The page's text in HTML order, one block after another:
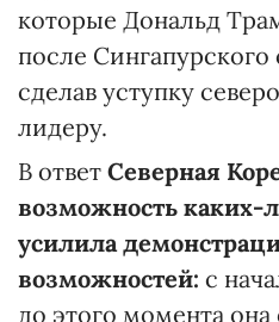
которые Дональд
после Сингапурского
сделав уступку
лидеру.
В ответ Северная
возможность каких-
усилила
возможностей: с
до этого момента